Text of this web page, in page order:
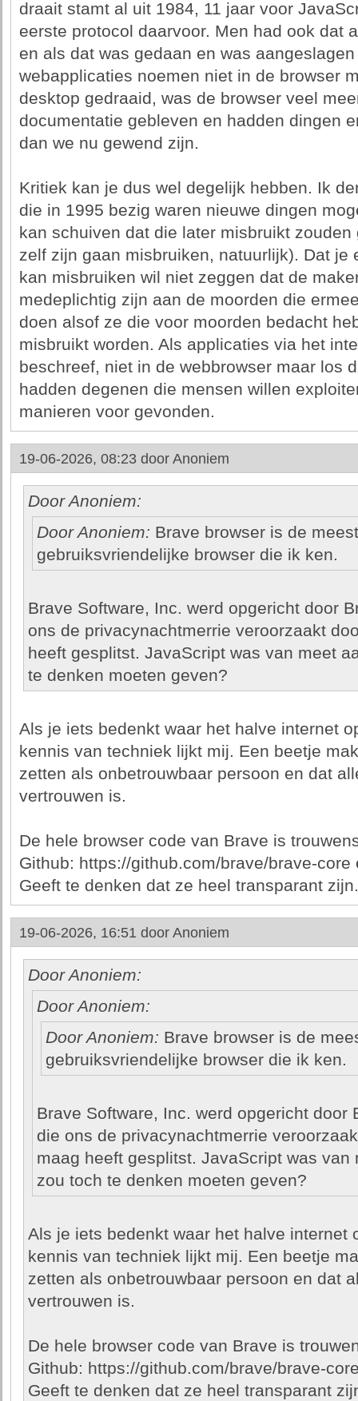
draait stamt al uit 1984, 11 jaar voor
eerste protocol daarvoor. Men had ook dat
en als dat was gedaan en was
webapplicaties noemen niet in de browser
desktop gedraaid, was de browser veel
documentatie gebleven en hadden dingen
dan we nu gewend zijn.
Kritiek kan je dus wel degelijk hebben. Ik
die in 1995 bezig waren nieuwe dingen
kan schuiven dat die later misbruikt
zelf zijn gaan misbruiken, natuurlijk). Dat je
kan misbruiken wil niet zeggen dat de
medeplichtig zijn aan de moorden die
doen alsof ze die voor moorden bedacht
misbruikt worden. Als applicaties via het
beschreef, niet in de webbrowser maar los
hadden degenen die mensen willen
manieren voor gevonden.
19-06-2026, 08:23 door Anoniem
Door Anoniem:
Door Anoniem: Brave browser is de
gebruiksvriendelijke browser die ik ken.
Brave Software, Inc. werd opgericht door
ons de privacynachtmerrie veroorzaakt
heeft gesplitst. JavaScript was van meet
te denken moeten geven?
Als je iets bedenkt waar het halve internet
kennis van techniek lijkt mij. Een beetje
zetten als onbetrouwbaar persoon en dat
vertrouwen is.
De hele browser code van Brave is
Github: https://github.com/brave/brave-
Geeft te denken dat ze heel transparant zijn.
19-06-2026, 16:51 door Anoniem
Door Anoniem:
Door Anoniem:
Door Anoniem: Brave browser is de
gebruiksvriendelijke browser die ik ken.
Brave Software, Inc. werd opgericht door
die ons de privacynachtmerrie
maag heeft gesplitst. JavaScript was van
zou toch te denken moeten geven?
Als je iets bedenkt waar het halve internet
kennis van techniek lijkt mij. Een beetje
zetten als onbetrouwbaar persoon en dat
vertrouwen is.
De hele browser code van Brave is
Github: https://github.com/brave/brave-
Geeft te denken dat ze heel transparant